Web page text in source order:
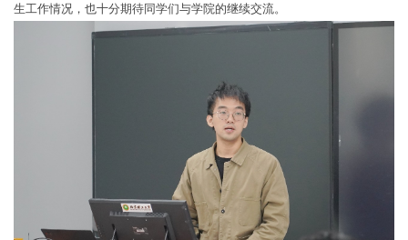
生工作情况，也十分期待同学们与学院的继续交流。